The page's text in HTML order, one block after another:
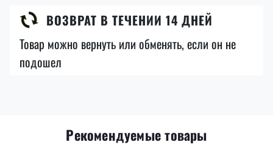
ВОЗВРАТ В ТЕЧЕНИИ 14 ДНЕЙ
Товар можно вернуть или обменять, если он не
подошел
Рекомендуемые товары